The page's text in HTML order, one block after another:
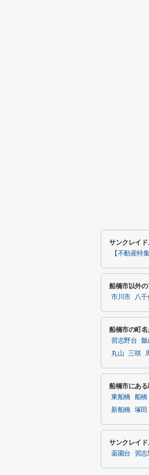
サンクレイ
【不動産特
船橋市以外
市川市 八
船橋市の町
習志野台 飯
丸山 三咲
船橋市にあ
東船橋 船橋
新船橋 塚田
サンクレイ
薬園台 習志